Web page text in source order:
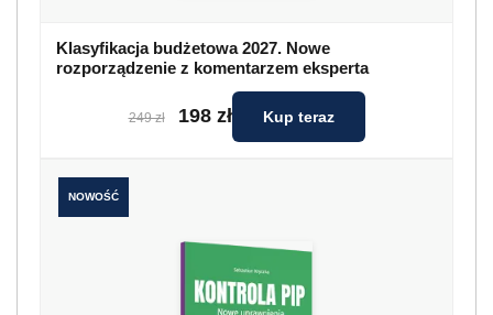
Klasyfikacja budżetowa 2027. Nowe
rozporządzenie z komentarzem eksperta
249 zł 198 zł Kup teraz
NOWOŚĆ